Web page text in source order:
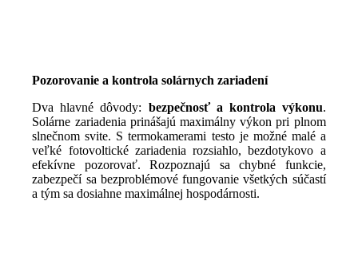
Pozorovanie a kontrola solárnych zariadení
Dva hlavné dôvody: bezpečnosť a kontrola výkonu.
Solárne zariadenia prinášajú maximálny výkon pri plnom
slnečnom svite. S termokamerami testo je možné malé a
veľké fotovoltické zariadenia rozsiahlo, bezdotykovo a
efekívne pozorovať. Rozpoznajú sa chybné funkcie,
zabezpečí sa bezproblémové fungovanie všetkých súčastí
a tým sa dosiahne maximálnej hospodárnosti.